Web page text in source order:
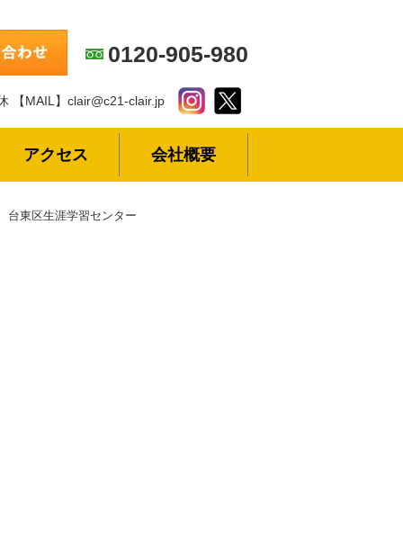
0120-905-980
【MAIL】clair@c21-clair.jp
アクセス 会社概要
台東区生涯学習センター